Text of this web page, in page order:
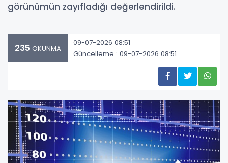
görünümün zayıfladığı değerlendirildi.
235 OKUNMA
09-07-2026 08:51
Güncelleme : 09-07-2026 08:51